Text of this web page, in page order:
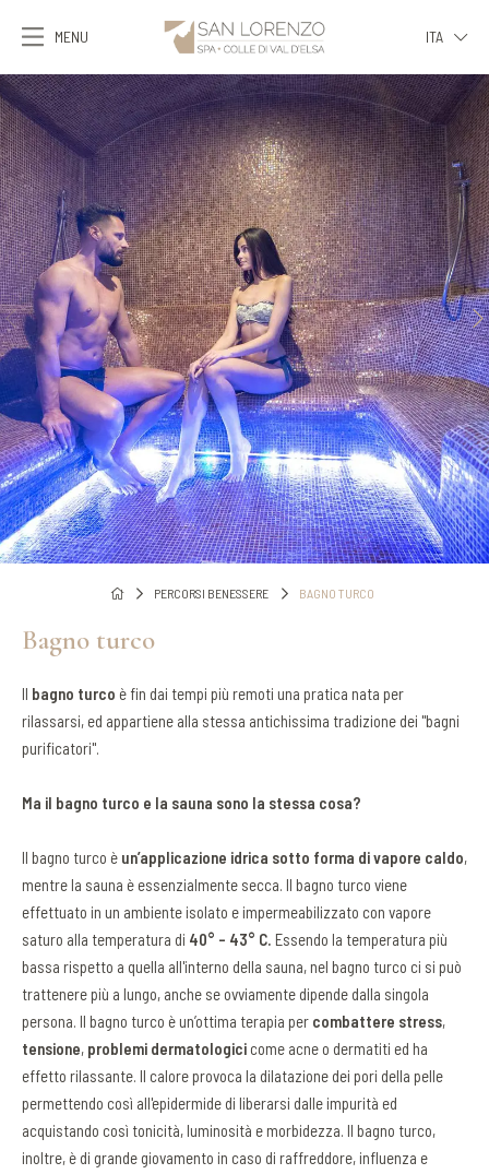
MENU
ITA
ENG
PERCORSI BENESSERE BAGNO TURCO
Bagno turco
Il bagno turco è fin dai tempi più remoti una pratica nata per
rilassarsi, ed appartiene alla stessa antichissima tradizione dei "bagni
purificatori".
Ma il bagno turco e la sauna sono la stessa cosa?
Il bagno turco è un’applicazione idrica sotto forma di vapore caldo,
mentre la sauna è essenzialmente secca. Il bagno turco viene
effettuato in un ambiente isolato e impermeabilizzato con vapore
saturo alla temperatura di 40° - 43° C. Essendo la temperatura più
bassa rispetto a quella all'interno della sauna, nel bagno turco ci si può
trattenere più a lungo, anche se ovviamente dipende dalla singola
persona. Il bagno turco è un’ottima terapia per combattere stress,
tensione, problemi dermatologici come acne o dermatiti ed ha
effetto rilassante. Il calore provoca la dilatazione dei pori della pelle
permettendo così all'epidermide di liberarsi dalle impurità ed
acquistando così tonicità, luminosità e morbidezza. Il bagno turco,
inoltre, è di grande giovamento in caso di raffreddore, influenza e